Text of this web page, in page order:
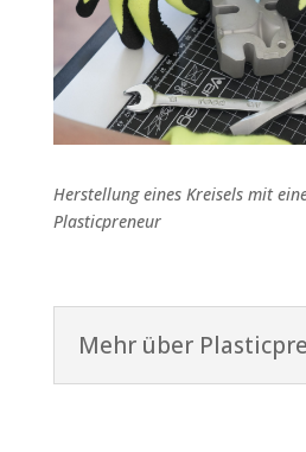
Herstellung eines Kreisels mit
Plasticpreneur
Mehr über